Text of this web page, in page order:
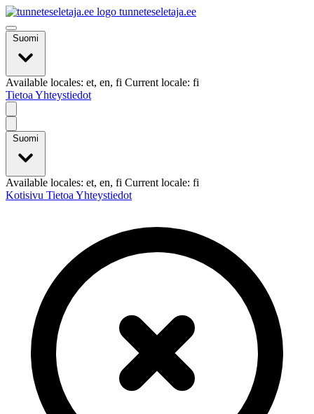
tunneteseletaja.ee
Suomi
Available locales: et, en, fi Current locale: fi
Tietoa Yhteystiedot
Suomi
Available locales: et, en, fi Current locale: fi
Kotisivu Tietoa Yhteystiedot